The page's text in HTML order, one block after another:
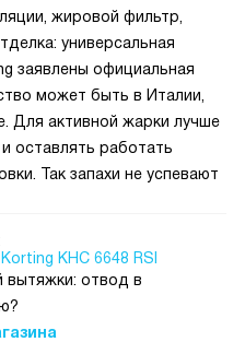
жировой фильтр,
универсальная
заявлены официальная
может быть в Италии,
Для активной жарки лучше
оставлять работать
Так запахи не успевают
KHC 6648 RSI
вытяжки: отвод в